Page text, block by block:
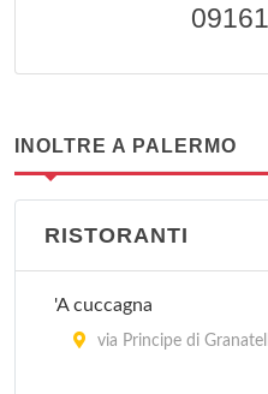
INOLTRE A PALERMO
RISTORANTI
'A cuccagna
via Principe di